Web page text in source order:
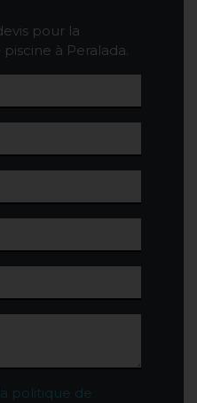
pour la
à Peralada.
politique de